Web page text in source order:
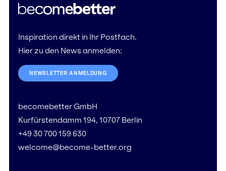
Inspiration direkt in Ihr Postfach.
Hier zu den News anmelden:
NEWSLETTER ANMELDUNG
becomebetter GmbH
Kurfürstendamm 194, 10707 Berlin
+49 30 700 159 630
welcome@become-better.org